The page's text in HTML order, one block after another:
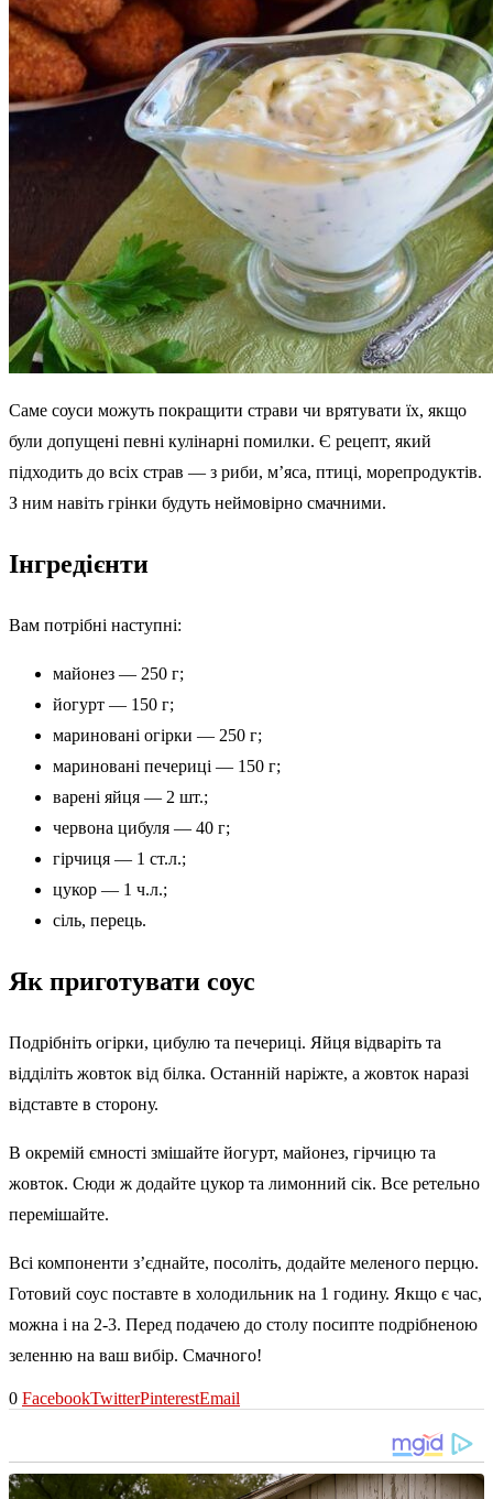
Саме соуси можуть покращити страви чи врятувати їх, якщо
були допущені певні кулінарні помилки. Є рецепт, який
підходить до всіх страв — з риби, м’яса, птиці, морепродуктів.
З ним навіть грінки будуть неймовірно смачними.
Інгредієнти
Вам потрібні наступні:
майонез — 250 г;
йогурт — 150 г;
мариновані огірки — 250 г;
мариновані печериці — 150 г;
варені яйця — 2 шт.;
червона цибуля — 40 г;
гірчиця — 1 ст.л.;
цукор — 1 ч.л.;
сіль, перець.
Як приготувати соус
Подрібніть огірки, цибулю та печериці. Яйця відваріть та
відділіть жовток від білка. Останній наріжте, а жовток наразі
відставте в сторону.
В окремій ємності змішайте йогурт, майонез, гірчицю та
жовток. Сюди ж додайте цукор та лимонний сік. Все ретельно
перемішайте.
Всі компоненти з’єднайте, посоліть, додайте меленого перцю.
Готовий соус поставте в холодильник на 1 годину. Якщо є час,
можна і на 2-3. Перед подачею до столу посипте подрібненою
зеленню на ваш вибір. Смачного!
0 FacebookTwitterPinterestEmail